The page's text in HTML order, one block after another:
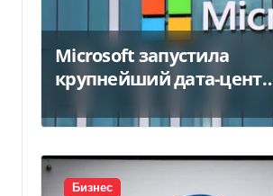
Microsoft запустила
крупнейший дата-центр
миллиарда
Бизнес